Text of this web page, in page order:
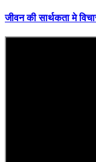
जीवन की सार्थकता मे